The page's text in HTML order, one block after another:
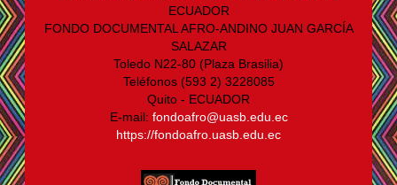
ECUADOR
FONDO DOCUMENTAL AFRO-ANDINO JUAN GARCÍA
SALAZAR
Toledo N22-80 (Plaza Brasilia)
Teléfonos (593 2) 3228085
Quito - ECUADOR
E-mail: fondoafro@uasb.edu.ec
https://fondoafro.uasb.edu.ec